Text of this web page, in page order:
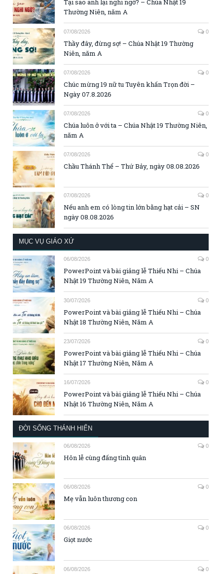
Tại sao anh lại nghi ngờ? – Chúa Nhật 19
Thường Niên, năm A
07/08/2026 0
Thầy đây, đừng sợ! – Chúa Nhật 19 Thường
Niên, năm A
07/08/2026 0
Chúc mừng 19 nữ tu Tuyên khấn Trọn đời –
Ngày 07.8.2026
07/08/2026 0
Chúa luôn ở với ta – Chúa Nhật 19 Thường Niên,
năm A
07/08/2026 0
Chầu Thánh Thể – Thứ Bảy, ngày 08.08.2026
07/08/2026 0
Nếu anh em có lòng tin lớn bằng hạt cải – SN
ngày 08.08.2026
MỤC VỤ GIÁO XỨ
06/08/2026 0
PowerPoint và bài giảng lễ Thiếu Nhi – Chúa
Nhật 19 Thường Niên, Năm A
30/07/2026 0
PowerPoint và bài giảng lễ Thiếu Nhi – Chúa
Nhật 18 Thường Niên, Năm A
23/07/2026 0
PowerPoint và bài giảng lễ Thiếu Nhi – Chúa
Nhật 17 Thường Niên, Năm A
16/07/2026 0
PowerPoint và bài giảng lễ Thiếu Nhi – Chúa
Nhật 16 Thường Niên, Năm A
ĐỜI SỐNG THÁNH HIẾN
06/08/2026 0
Hôn lễ cùng đấng tình quân
06/08/2026 0
Mẹ vẫn luôn thương con
06/08/2026 0
Giọt nước
06/08/2026 0